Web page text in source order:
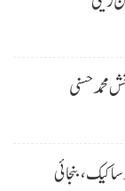
محمد حسنی
کیک ،بنجائی